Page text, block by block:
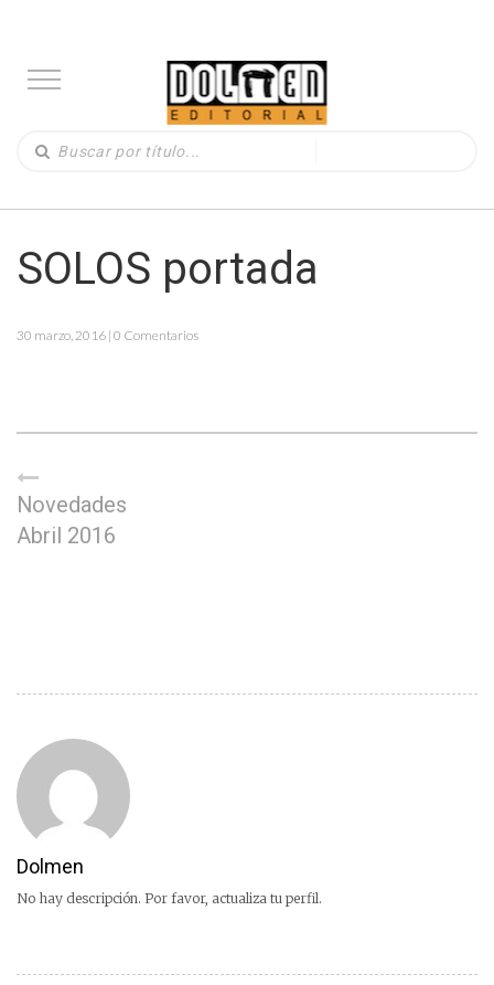
SOLOS portada
30 marzo, 2016 | 0 Comentarios
Novedades
Abril 2016
Dolmen
No hay descripción. Por favor, actualiza tu perfil.